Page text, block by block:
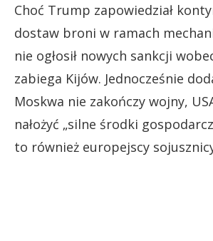
Choć Trump zapowiedział
dostaw broni w ramach
nie ogłosił nowych sankcji
zabiega Kijów. Jednocześnie
Moskwa nie zakończy wojny,
nałożyć „silne środki
to również europejscy